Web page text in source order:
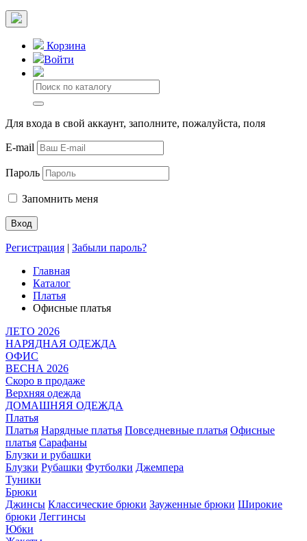
Корзина
Войти
Для входа в свой аккаунт, заполните, пожалуйста, поля
E-mail
Пароль
Запомнить меня
Регистрация | Забыли пароль?
Главная
Каталог
Платья
Офисные платья
ЛЕТО 2026
НАРЯДНАЯ ОДЕЖДА
ОФИС
ВЕСНА 2026
Скоро в продаже
Верхняя одежда
ДОМАШНЯЯ ОДЕЖДА
Платья
Платья Нарядные платья Повседневные платья Офисные
платья Сарафаны
Блузки и рубашки
Блузки Рубашки Футболки Джемпера
Туники
Брюки
Джинсы Классические брюки Зауженные брюки Широкие
брюки Леггинсы
Юбки